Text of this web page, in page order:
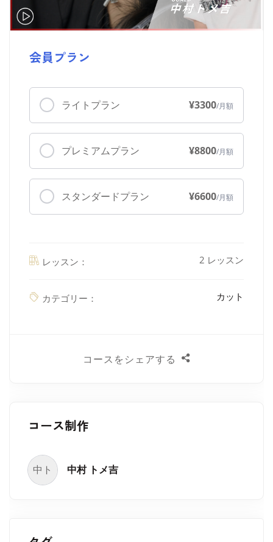
会員プラン
ライトプラン ¥3300
プレミアムプラン ¥8800
スタンダードプラン ¥6600
レッスン： 2 レッスン
カテゴリー： カット
コースをシェアする
コース制作
中ト 中村 トメ吉